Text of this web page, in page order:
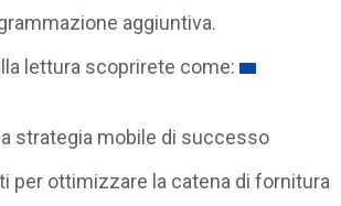
aggiuntiva.
lettura scoprirete come:
strategia mobile di successo
per ottimizzare la catena di fornitura